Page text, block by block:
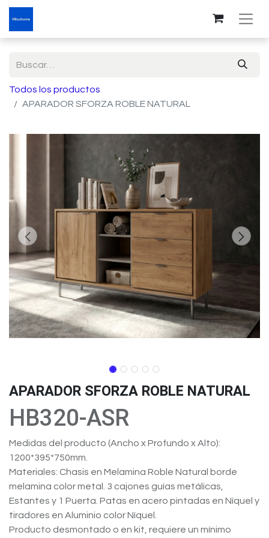
Todos los productos
APARADOR SFORZA ROBLE NATURAL
APARADOR SFORZA ROBLE NATURAL
HB320-ASR
Medidas del producto (Ancho x Profundo x Alto):
1200*395*750mm.
Materiales: Chasis en Melamina Roble Natural borde
melamina color metal. 3 cajones guías metálicas,
Estantes y 1 Puerta. Patas en acero pintadas en Níquel y
tiradores en Aluminio color Níquel.
Producto desmontado o en kit, requiere un mínimo